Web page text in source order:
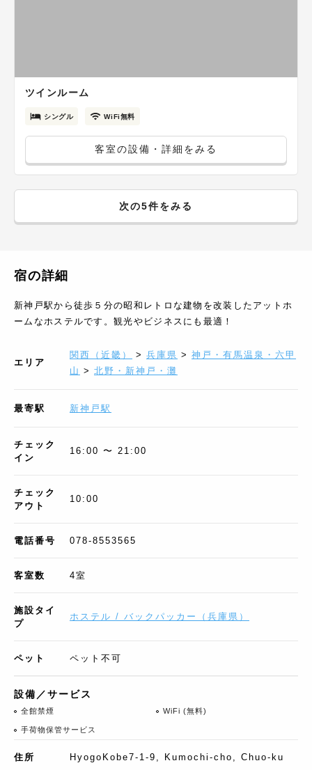
ツインルーム
シングル WiFi無料
客室の設備・詳細をみる
次の5件をみる
宿の詳細
新神戸駅から徒歩５分の昭和レトロな建物を改装したアットホ
ームなホステルです。観光やビジネスにも最適！
エリア
関西（近畿） > 兵庫県 > 神戸・有馬温泉・六甲
山 > 北野・新神戸・灘
最寄駅 新神戸駅
チェック
イン
16:00 〜 21:00
チェック
アウト
10:00
電話番号 078-8553565
客室数 4室
施設タイ
プ
ホステル / バックパッカー （ 兵庫県 ）
ペット ペット不可
設備／サービス
全館禁煙 WiFi (無料)
手荷物保管サービス
住所 HyogoKobe7-1-9, Kumochi-cho, Chuo-ku